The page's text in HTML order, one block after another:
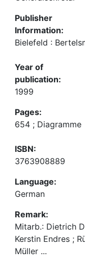
Publisher
Information:
Bielefeld :
Year of
publication:
1999
Pages:
654 ; Diagramme
ISBN:
3763908889
Language:
German
Remark:
Mitarb.: Dietrich
Kerstin Endres ;
Müller ...